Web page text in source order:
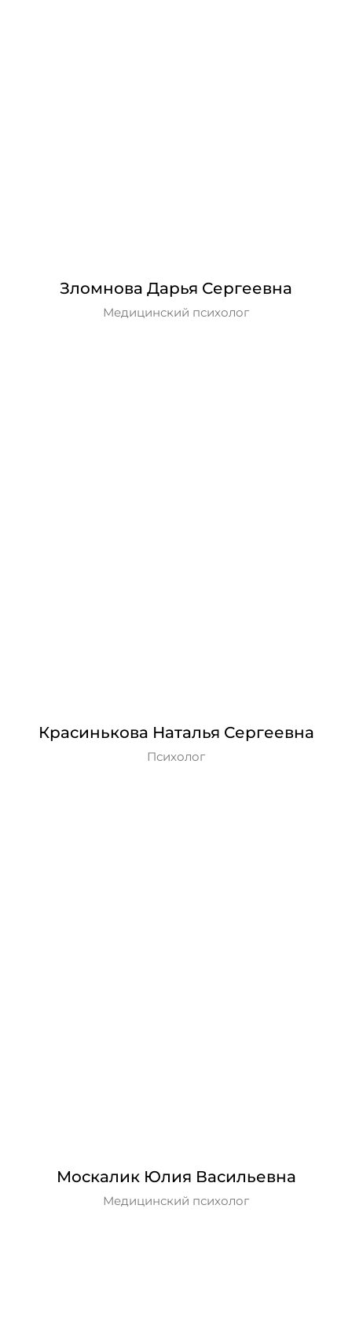
Зломнова Дарья Сергеевна
Медицинский психолог
Красинькова Наталья Сергеевна
Психолог
Москалик Юлия Васильевна
Медицинский психолог